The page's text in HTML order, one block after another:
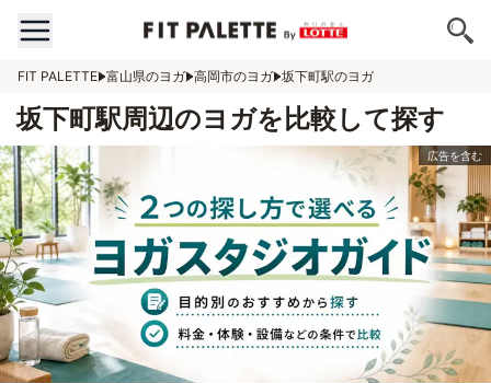
FIT PALETTE 富山県のヨガ 高岡市のヨガ 坂下町駅のヨガ
坂下町駅周辺のヨガを比較して探す